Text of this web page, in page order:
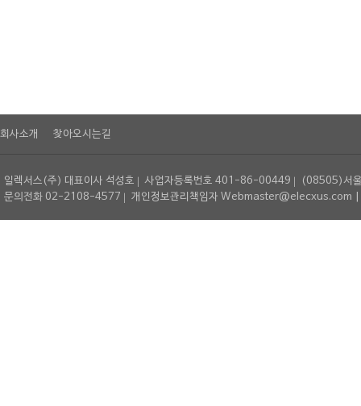
회사소개 찾아오시는길
일렉서스(주) 대표이사 석성호 사업자등록번호 401-86-00449
(08505)서
문의전화 02-2108-4577
개인정보관리책임자